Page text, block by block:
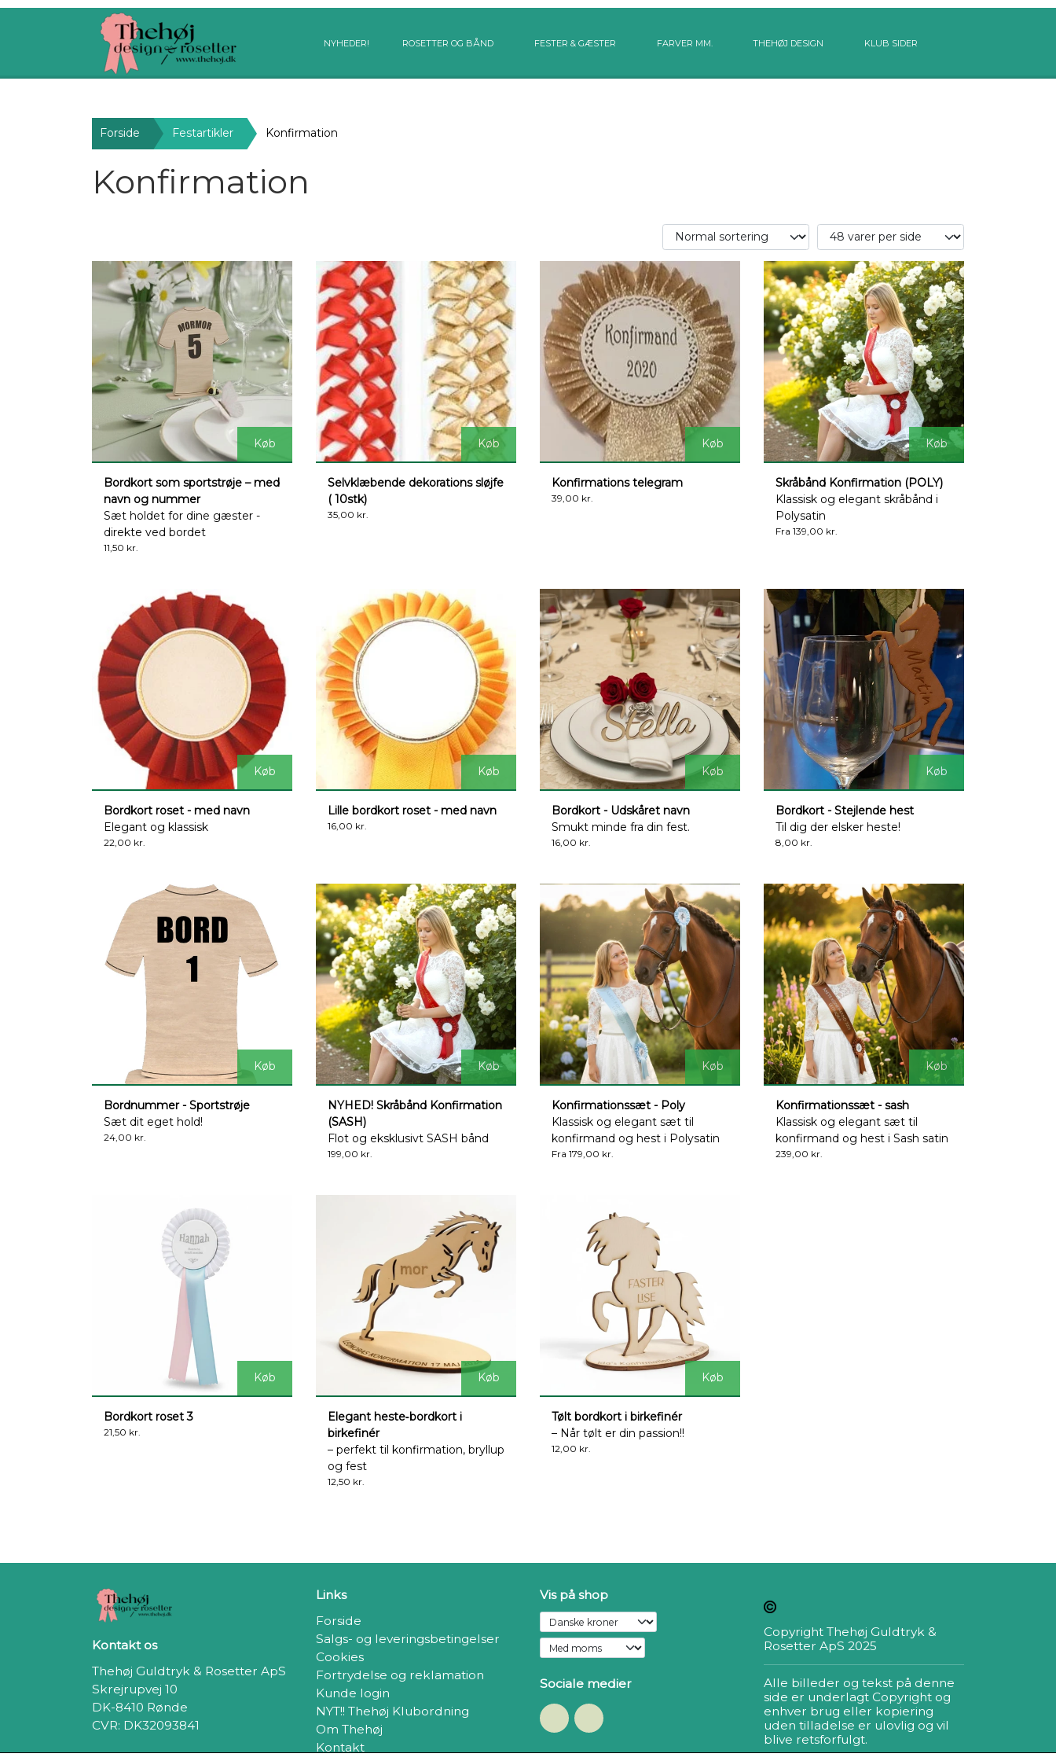
NYHEDER! ROSETTER OG BÅND FESTER & GÆSTER FARVER MM. THEHØJ DESIGN KLUB SIDER
Forside Festartikler Konfirmation
Konfirmation
Køb
Bordkort som sportstrøje – med
navn og nummer
Sæt holdet for dine gæster -
direkte ved bordet
11,50 kr.
Køb
Selvklæbende dekorations sløjfe
( 10stk)
35,00 kr.
Køb
Konfirmations telegram
39,00 kr.
Køb
Skråbånd Konfirmation (POLY)
Klassisk og elegant skråbånd i
Polysatin
Fra 139,00 kr.
Køb
Bordkort roset - med navn
Elegant og klassisk
22,00 kr.
Køb
Lille bordkort roset - med navn
16,00 kr.
Køb
Bordkort - Udskåret navn
Smukt minde fra din fest.
16,00 kr.
Køb
Bordkort - Stejlende hest
Til dig der elsker heste!
8,00 kr.
Køb
Bordnummer - Sportstrøje
Sæt dit eget hold!
24,00 kr.
Køb
NYHED! Skråbånd Konfirmation
(SASH)
Flot og eksklusivt SASH bånd
199,00 kr.
Køb
Konfirmationssæt - Poly
Klassisk og elegant sæt til
konfirmand og hest i Polysatin
Fra 179,00 kr.
Køb
Konfirmationssæt - sash
Klassisk og elegant sæt til
konfirmand og hest i Sash satin
239,00 kr.
Køb
Bordkort roset 3
21,50 kr.
Køb
Elegant heste‑bordkort i
birkefinér
– perfekt til konfirmation, bryllup
og fest
12,50 kr.
Køb
Tølt bordkort i birkefinér
– Når tølt er din passion!!
12,00 kr.
Kontakt os
Thehøj Guldtryk & Rosetter ApS
Skrejrupvej 10
DK-8410 Rønde
CVR: DK32093841
Links
Forside
Salgs- og leveringsbetingelser
Cookies
Fortrydelse og reklamation
Kunde login
NYT!! Thehøj Klubordning
Om Thehøj
Kontakt
Vis på shop
Sociale medier
Copyright Thehøj Guldtryk &
Rosetter ApS 2025
Alle billeder og tekst på denne
side er underlagt Copyright og
enhver brug eller kopiering
uden tilladelse er ulovlig og vil
blive retsforfulgt.